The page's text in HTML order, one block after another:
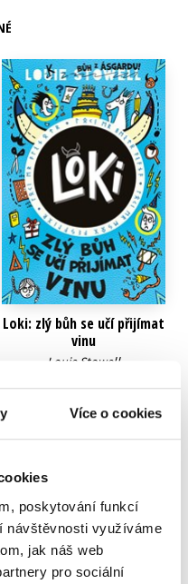
Více o cookies
poskytování funkcí
návštěvnosti využíváme
jak náš web
pro sociální
Loki: zlý bůh se učí přijímat
vinu
Louie Stowell
105 Kč349 Kč
Do košíku